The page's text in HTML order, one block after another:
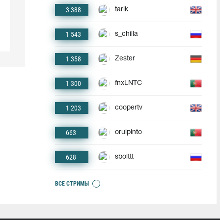
3 388 tarik
1 543 s_chilla
1 358 Zester
1 300 fnxLNTC
1 203 coopertv
663 oruipinto
628 sbolttt
ВСЕ СТРИМЫ